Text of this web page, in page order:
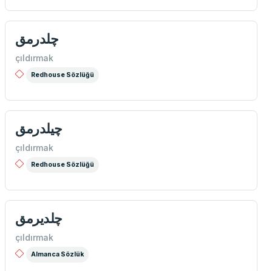
چلدرمق
çıldırmak
Redhouse Sözlüğü
چيلدرمق
çıldırmak
Redhouse Sözlüğü
چلدیرمق
çıldırmak
Almanca Sözlük